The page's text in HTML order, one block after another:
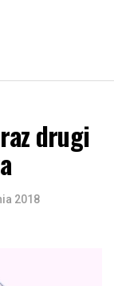
drugi
2018